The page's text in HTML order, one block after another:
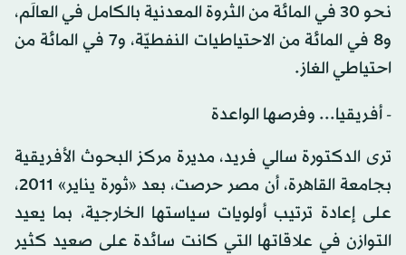
نحو 30 في المائة من الثروة المعدنية بالكامل في العالَم،
و8 في المائة من الاحتياطيات النفطيّة، و7 في المائة من
احتياطي الغاز.
- أفريقيا... وفرصها الواعدة
ترى الدكتورة سالي فريد، مديرة مركز البحوث الأفريقية
بجامعة القاهرة، أن مصر حرصت، بعد «ثورة يناير» 2011،
على إعادة ترتيب أولويات سياستها الخارجية، بما يعيد
التوازن في علاقاتها التي كانت سائدة على صعيد كثير